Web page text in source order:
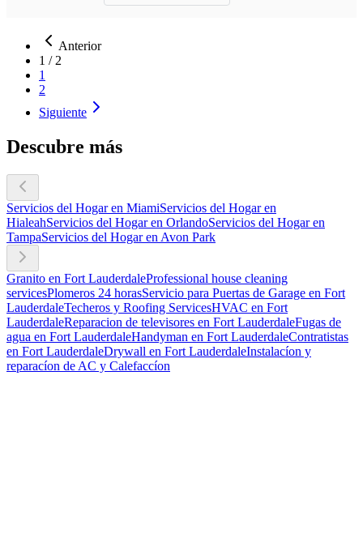
Anterior
1 / 2
1
2
Siguiente
Descubre más
Servicios del Hogar en MiamiServicios del Hogar en
HialeahServicios del Hogar en OrlandoServicios del Hogar en
TampaServicios del Hogar en Avon Park
Granito en Fort LauderdaleProfessional house cleaning
servicesPlomeros 24 horasServicio para Puertas de Garage en Fort
LauderdaleTecheros y Roofing ServicesHVAC en Fort
LauderdaleReparacion de televisores en Fort LauderdaleFugas de
agua en Fort LauderdaleHandyman en Fort LauderdaleContratistas
en Fort LauderdaleDrywall en Fort LauderdaleInstalacíon y
reparacíon de AC y Calefaccíon